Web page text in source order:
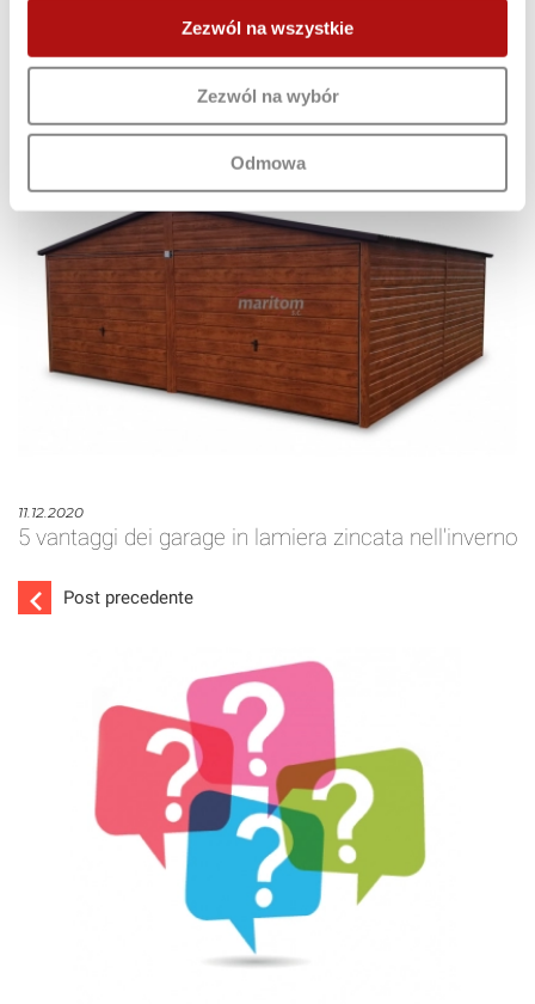
Zezwól na wszystkie
Zezwól na wybór
Odmowa
VEDI ALTRI POST
11.12.2020
5 vantaggi dei garage in lamiera zincata nell'inverno
Post precedente